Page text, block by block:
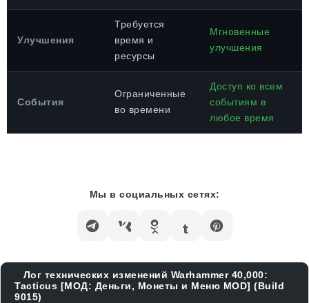
Улучшения
Требуется
время и
ресурсы
Мгновенные
улучшения
События
Ограниченные
во времени
Доступ ко всем
событиям в
любое время
Мы в социальных сетях:
Лог технических изменений Warhammer 40,000:
Tacticus [МОД: Деньги, Монеты и Меню MOD] (Build
9015)